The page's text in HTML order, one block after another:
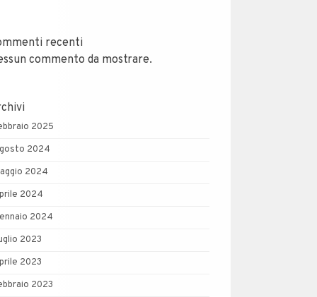
recenti
commento da mostrare.
2025
2024
2024
2024
2024
2023
2023
2023